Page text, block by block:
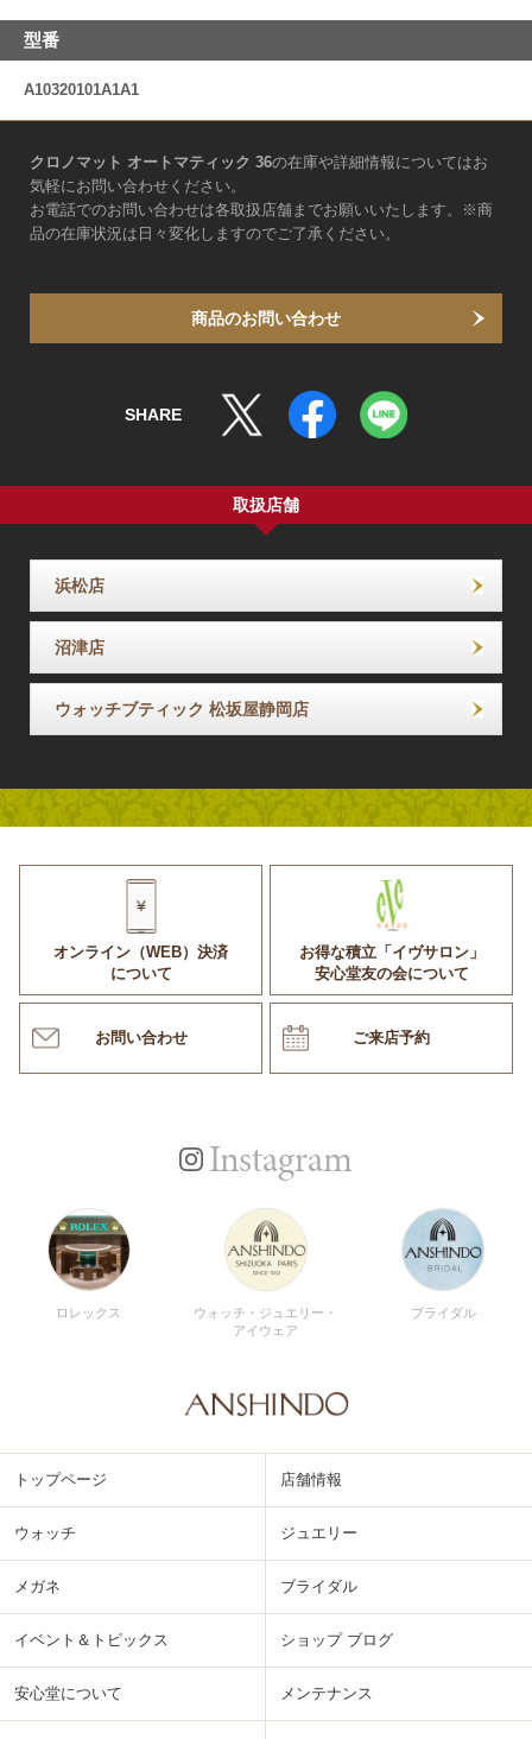
型番
A10320101A1A1
クロノマット オートマティック 36の在庫や詳細情報についてはお
気軽にお問い合わせください。
お電話でのお問い合わせは各取扱店舗までお願いいたします。※商
品の在庫状況は日々変化しますのでご了承ください。
商品のお問い合わせ
SHARE
取扱店舗
浜松店
沼津店
ウォッチブティック 松坂屋静岡店
オンライン（WEB）決済
について
お得な積立「イヴサロン」
安心堂友の会について
お問い合わせ ご来店予約
Instagram
ロレックス
ウォッチ・ジュエリー・
アイウェア
ブライダル
トップページ 店舗情報
ウォッチ ジュエリー
メガネ ブライダル
イベント＆トピックス ショップ ブログ
安心堂について メンテナンス